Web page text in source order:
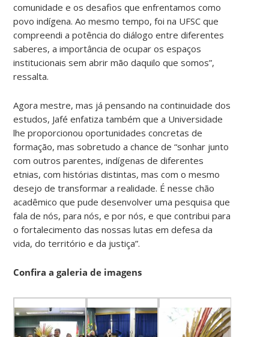
comunidade e os desafios que enfrentamos como
povo indígena. Ao mesmo tempo, foi na UFSC que
compreendi a potência do diálogo entre diferentes
saberes, a importância de ocupar os espaços
institucionais sem abrir mão daquilo que somos”,
ressalta.
Agora mestre, mas já pensando na continuidade dos
estudos, Jafé enfatiza também que a Universidade
lhe proporcionou oportunidades concretas de
formação, mas sobretudo a chance de “sonhar junto
com outros parentes, indígenas de diferentes
etnias, com histórias distintas, mas com o mesmo
desejo de transformar a realidade. É nesse chão
acadêmico que pude desenvolver uma pesquisa que
fala de nós, para nós, e por nós, e que contribui para
o fortalecimento das nossas lutas em defesa da
vida, do território e da justiça”.
Confira a galeria de imagens